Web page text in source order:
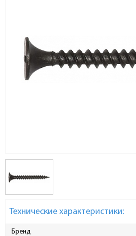
Технические характеристики:
Бренд